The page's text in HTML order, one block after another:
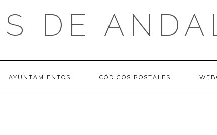
DE
AYUNTAMIENTOS CÓDIGOS POSTALES